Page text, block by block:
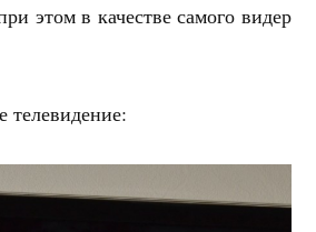
этом в качестве самого видер
телевидение: